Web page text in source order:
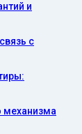
и
с
механизма